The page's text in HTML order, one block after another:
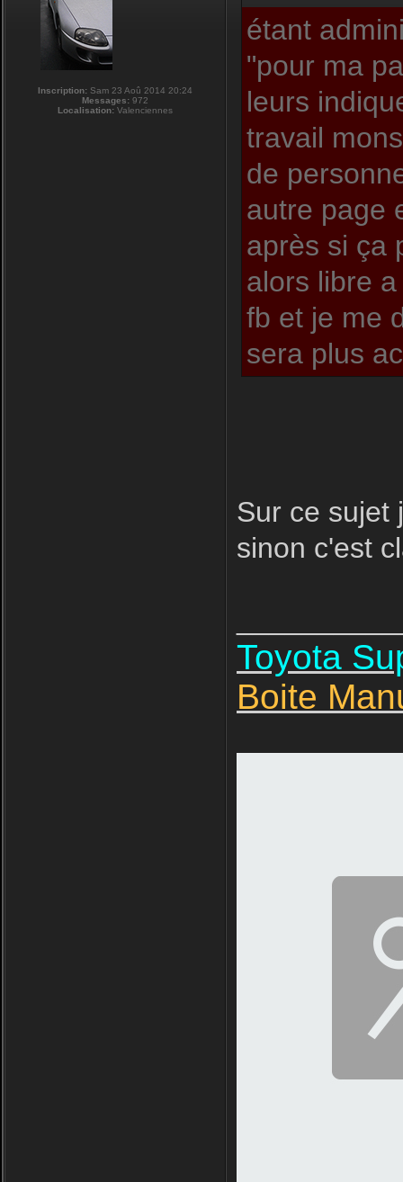
Inscription: Sam 23 Aoû 2014 20:24
Messages: 972
Localisation: Valenciennes
étant
"pour ma
leurs
travail
de
autre page
après si ça
alors libre
fb et je me
sera plus
Sur ce sujet
sinon c'est
Toyota
Boite